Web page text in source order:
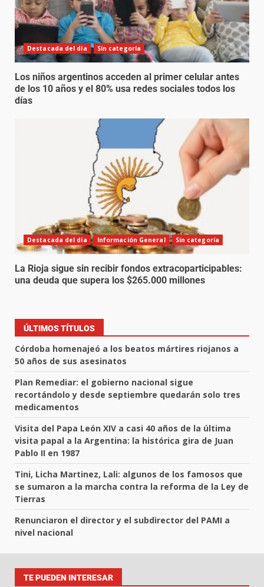
Destacada del día Sin categoría
Los niños argentinos acceden al primer celular antes
de los 10 años y el 80% usa redes sociales todos los
días
Destacada del día Información General Sin categoría
La Rioja sigue sin recibir fondos extracoparticipables:
una deuda que supera los $265.000 millones
ÚLTIMOS TÍTULOS
Córdoba homenajeó a los beatos mártires riojanos a
50 años de sus asesinatos
Plan Remediar: el gobierno nacional sigue
recortándolo y desde septiembre quedarán solo tres
medicamentos
Visita del Papa León XIV a casi 40 años de la última
visita papal a la Argentina: la histórica gira de Juan
Pablo II en 1987
Tini, Licha Martinez, Lali: algunos de los famosos que
se sumaron a la marcha contra la reforma de la Ley de
Tierras
Renunciaron el director y el subdirector del PAMI a
nivel nacional
TE PUEDEN INTERESAR